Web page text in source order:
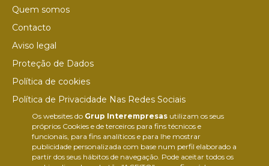
Os websites do Grup Interempresasutilizam os seus
próprios Cookies e de terceiros para fins técnicos e
funcionais, para fins analíticos e para lhe mostrar
publicidade personalizada com base num perfil elaborado a
partir dos seus hábitos de navegação. Pode aceitar todos os
Quem somos
Contacto
Aviso legal
Proteção de Dados
Política de cookies
Política de Privacidade Nas Redes Sociais
Canal de denúncias
Colaborações editoriais